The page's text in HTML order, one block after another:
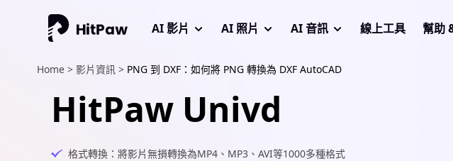
AI 影片 AI 照片 AI 音訊 線上工具 幫助
Home > 影片資訊 > PNG 到 DXF：如何將 PNG 轉換為 DXF AutoCAD
HitPaw Univd
格式轉換：將影片無損轉換為MP4、MP3、AVI等1000多種格式